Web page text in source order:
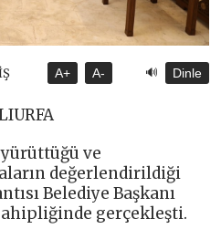
A+ A- 🔊 Dinle
ve
değerlendirildiği
Belediye Başkanı
gerçekleşti.